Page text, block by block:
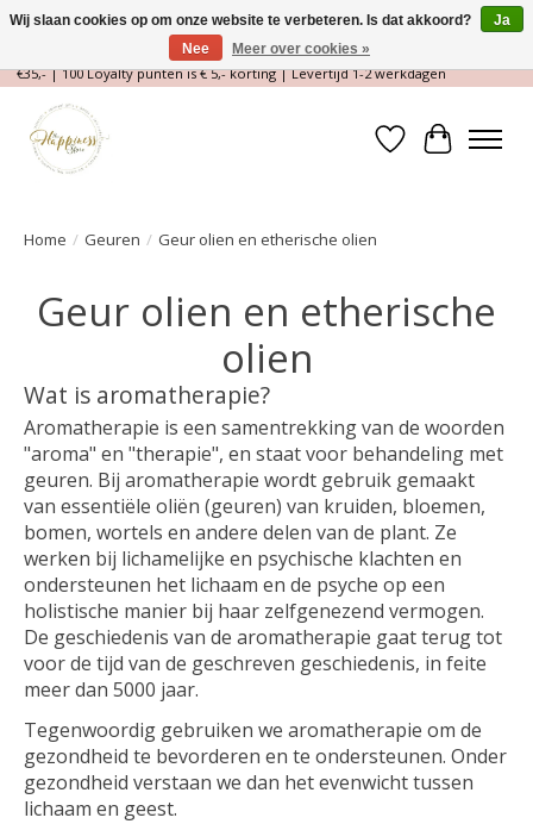
Magische Conceptstore, Edelstenen & Spirituele winkel | Gratis verzending >
€35,- | 100 Loyalty punten is € 5,- korting | Levertijd 1-2 werkdagen
Verlanglijst
Home / Geuren / Geur olien en etherische olien
Geur olien en etherische
olien
Wat is aromatherapie?
Aromatherapie is een samentrekking van de woorden
"aroma" en "therapie", en staat voor behandeling met
geuren. Bij aromatherapie wordt gebruik gemaakt
van essentiële oliën (geuren) van kruiden, bloemen,
bomen, wortels en andere delen van de plant. Ze
werken bij lichamelijke en psychische klachten en
ondersteunen het lichaam en de psyche op een
holistische manier bij haar zelfgenezend vermogen.
De geschiedenis van de aromatherapie gaat terug tot
voor de tijd van de geschreven geschiedenis, in feite
meer dan 5000 jaar.
Tegenwoordig gebruiken we aromatherapie om de
gezondheid te bevorderen en te ondersteunen. Onder
gezondheid verstaan we dan het evenwicht tussen
lichaam en geest.
Wij slaan cookies op om onze website te verbeteren. Is dat akkoord?
Ja
Nee
Meer over cookies »